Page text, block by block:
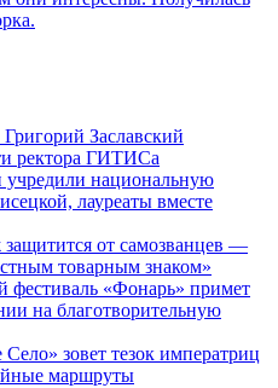
Заславский
ректора ГИТИСа
учредили национальную
лауреаты вместе
от самозванцев —
товарным знаком»
«Фонарь» примет
на благотворительную
Село» зовет тезок императриц
маршруты